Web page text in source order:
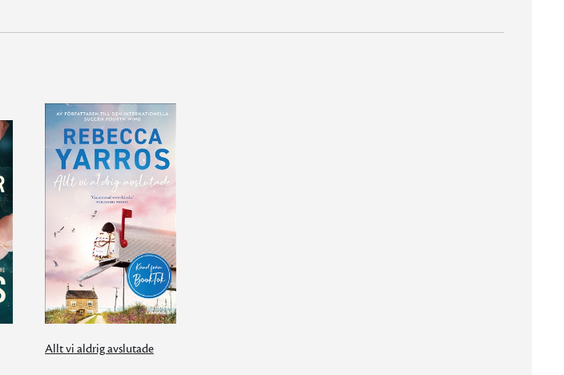
Allt vi aldrig avslutade